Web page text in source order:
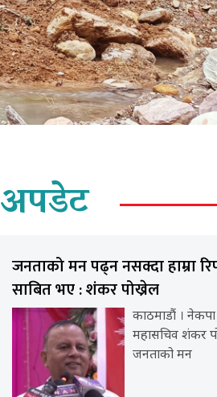
अपडेट
जनताको मन पढ्न नसक्दा हाम्रा
साबित भए : शंकर पोख्रेल
काठमाडौं ।
महासचिव शंकर
जनताको मन